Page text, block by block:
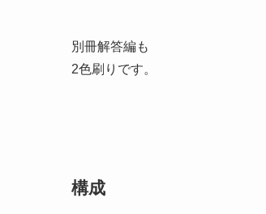
別冊解答編も
2色刷りです。
構成